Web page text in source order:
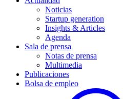
Noticias
Startup generation
Insights & Articles
Agenda
Sala de prensa
Notas de prensa
Multimedia
Publicaciones
Bolsa de empleo